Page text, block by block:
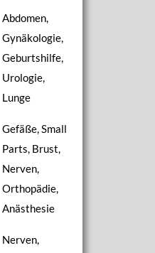
Abdomen,
Gynäkologie,
Geburtshilfe,
Urologie,
Lunge
Gefäße, Small
Parts, Brust,
Nerven,
Orthopädie,
Anästhesie
Nerven,